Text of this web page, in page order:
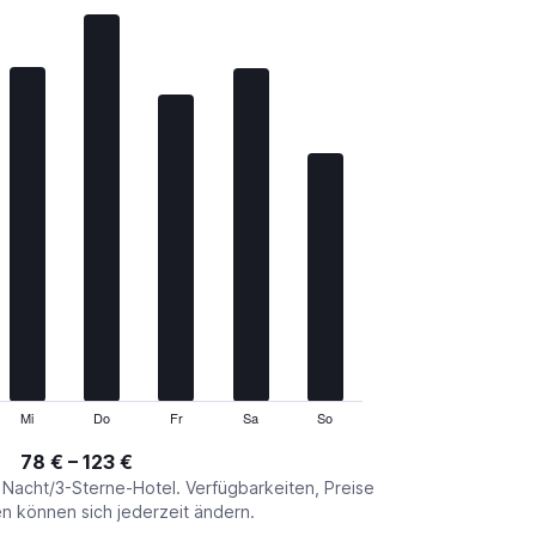
Mi Do Fr Sa So
78 € – 123 €
3-Sterne-Hotel. Verfügbarkeiten, Preise
können sich jederzeit ändern.